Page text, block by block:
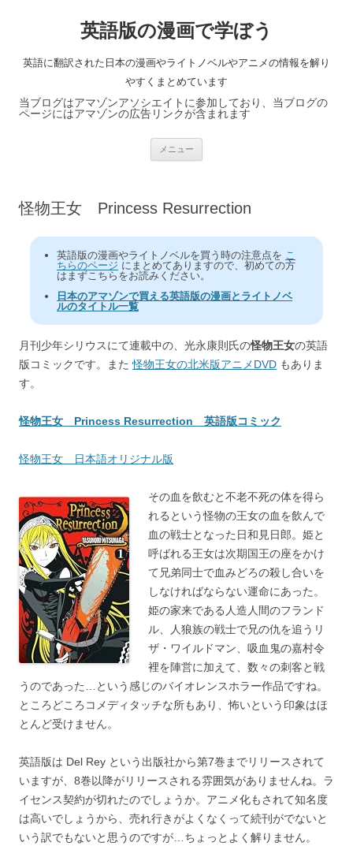
英語版の漫画で学ぼう
英語に翻訳された日本の漫画やライトノベルやアニメの情報を解り
やすくまとめています
当ブログはアマゾンアソシエイトに参加しており、当ブログの
ページにはアマゾンの広告リンクが含まれます
メニュー
ス
怪物王女 Princess Resurrection
英語版の漫画やライトノベルを買う時の注意点を こ
ちらのページ にまとめてありますので、初めての方
はまずこちらをお読みください。
日本のアマゾンで買える英語版の漫画とライトノベ
ルのタイトル一覧
月刊少年シリウスにて連載中の、光永康則氏の怪物王女の英語
版コミックです。また怪物王女の北米版アニメDVD もありま
す。
怪物王女 Princess Resurrection 英語版コミック
怪物王女 日本語オリジナル版
その血を飲むと不老不死の体を得ら
れるという怪物の王女の血を飲んで
血の戦士となった日和見日郎。姫と
呼ばれる王女は次期国王の座をかけ
て兄弟同士で血みどろの殺し合いを
しなければならない運命にあった。
姫の家来である人造人間のフランド
ル、人狼族の戦士で兄の仇を追うリ
ザ・ワイルドマン、吸血鬼の嘉村令
裡を陣営に加えて、数々の刺客と戦
うのであった…という感じのバイオレンスホラー作品ですね。
ところどころコメディタッチな所もあり、怖いという印象はほ
とんど受けません。
英語版は Del Rey という出版社から第7巻までリリースされて
いますが、8巻以降がリリースされる雰囲気がありませんね。ラ
イセンス契約が切れたのでしょうか。アニメ化もされて知名度
は高いでしょうから、売れ行きがよくなくって続刊がでないと
いう訳でもないと思うのですが…ちょっとよく解りません。